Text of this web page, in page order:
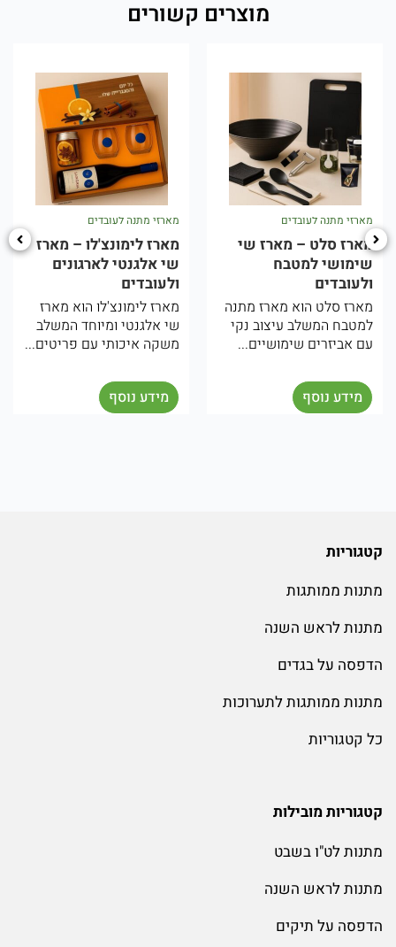
מוצרים קשורים
מארזי מתנה לעובדים
מארז לימונצ'לו – מארז
שי אלגנטי לארגונים
ולעובדים
מארז לימונצ'לו הוא מארז
שי אלגנטי ומיוחד המשלב
משקה איכותי עם פריטים...
מידע נוסף
מארזי מתנה לעובדים
מארז יווני – מארז ים
תיכוני לארגונים
ולעובדים
המארז היווני הוא מארז שי
מיוחד בהשראת המטבח
והאווירה הים תיכונית.
מידע נוסף
קטגוריות
מתנות ממותגות
מתנות לראש השנה
הדפסה על בגדים
מתנות ממותגות לתערוכות
כל קטגוריות
קטגוריות מובילות
מתנות לט"ו בשבט
מתנות לראש השנה
הדפסה על תיקים